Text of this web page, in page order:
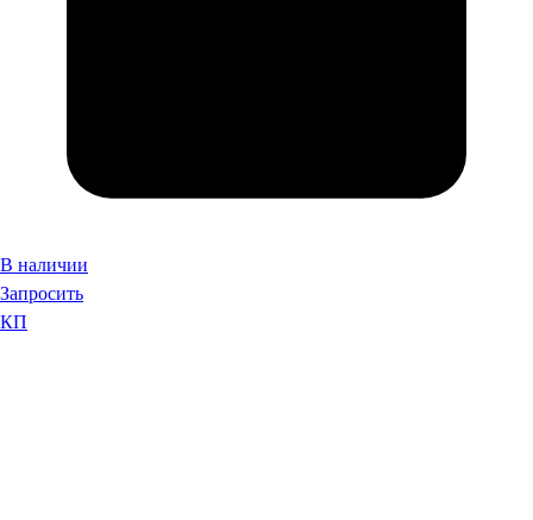
В наличии
Запросить
КП